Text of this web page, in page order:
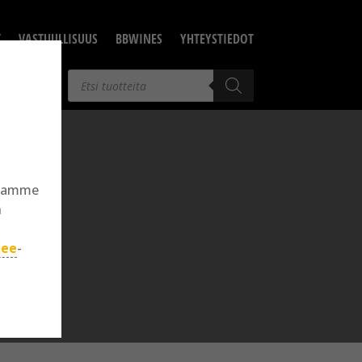
VASTUULLISUUS BBWINES YHTEYSTIEDOT
Products
search
-